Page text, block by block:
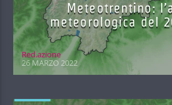
Meteotrentino:
meteorologica del
Red.azione
26 MARZO 2022